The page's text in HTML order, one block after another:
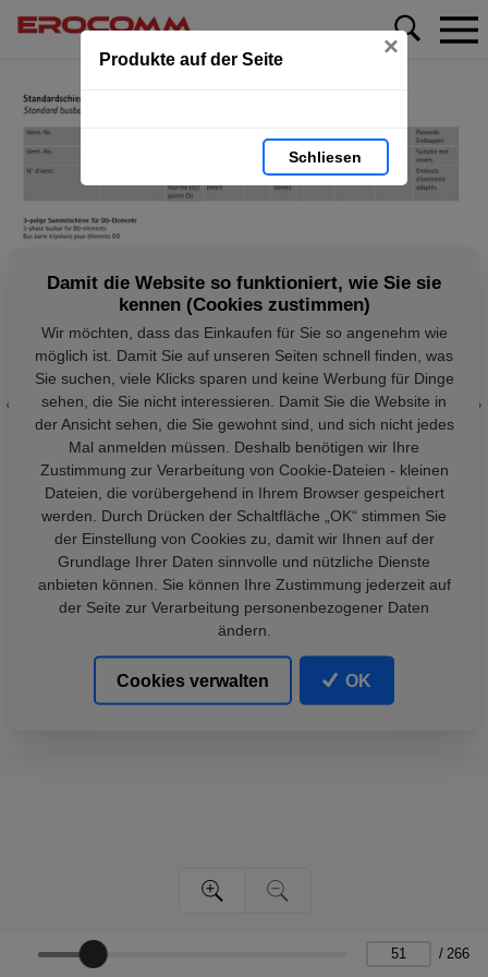
Produkte auf der Seite ×
Schliesen
/ 266
Damit die Website so funktioniert, wie Sie sie
kennen (Cookies zustimmen)
Wir möchten, dass das Einkaufen für Sie so angenehm wie
möglich ist. Damit Sie auf unseren Seiten schnell finden, was
Sie suchen, viele Klicks sparen und keine Werbung für Dinge
sehen, die Sie nicht interessieren. Damit Sie die Website in
der Ansicht sehen, die Sie gewohnt sind, und sich nicht jedes
Mal anmelden müssen. Deshalb benötigen wir Ihre
Zustimmung zur Verarbeitung von Cookie-Dateien - kleinen
Dateien, die vorübergehend in Ihrem Browser gespeichert
werden. Durch Drücken der Schaltfläche „OK“ stimmen Sie
der Einstellung von Cookies zu, damit wir Ihnen auf der
Grundlage Ihrer Daten sinnvolle und nützliche Dienste
anbieten können. Sie können Ihre Zustimmung jederzeit auf
der Seite zur Verarbeitung personenbezogener Daten
ändern.
Cookies verwalten OK